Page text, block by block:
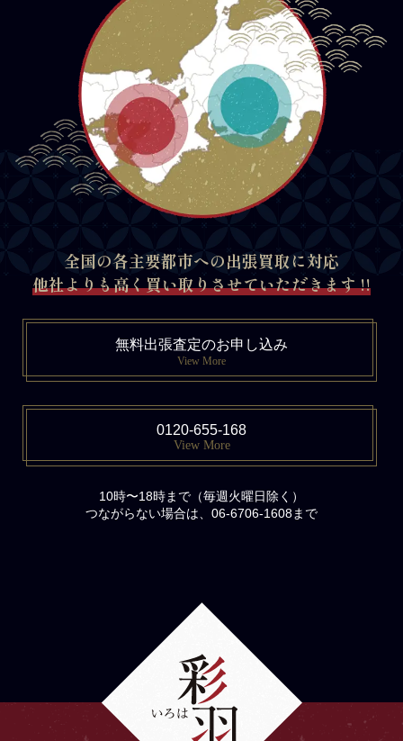
全国の各主要都市への出張買取に対応
他社よりも高く買い取りさせていただきます !!
無料出張査定のお申し込み
View More
0120-655-168
View More
10時〜18時まで（毎週火曜日除く）
つながらない場合は、06-6706-1608まで